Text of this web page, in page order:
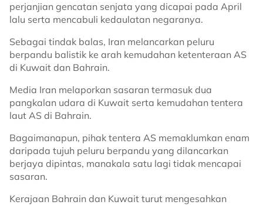
perjanjian gencatan senjata yang dicapai pada April
lalu serta mencabuli kedaulatan negaranya.
Sebagai tindak balas, Iran melancarkan peluru
berpandu balistik ke arah kemudahan ketenteraan AS
di Kuwait dan Bahrain.
Media Iran melaporkan sasaran termasuk dua
pangkalan udara di Kuwait serta kemudahan tentera
laut AS di Bahrain.
Bagaimanapun, pihak tentera AS memaklumkan enam
daripada tujuh peluru berpandu yang dilancarkan
berjaya dipintas, manakala satu lagi tidak mencapai
sasaran.
Kerajaan Bahrain dan Kuwait turut mengesahkan